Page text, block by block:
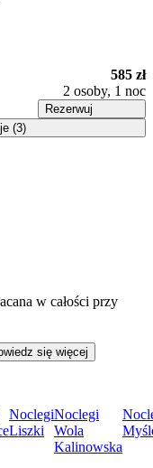
585 zł
2 osoby, 1 noc
Rezerwuj
(3)
w całości przy
się więcej
Noclegi
Liszki
Noclegi
Wola
Kalinowska